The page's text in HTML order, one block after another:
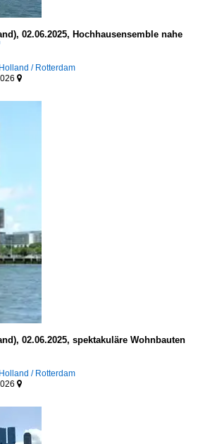
02.06.2025, Hochhausensemble nahe
/ Rotterdam

02.06.2025, spektakuläre Wohnbauten
/ Rotterdam
